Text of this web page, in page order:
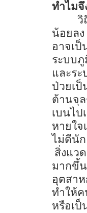
ทำไม
วิ
น้อยลง
อาจเ
ระบบ
และร
ป่วยเป็
ต้านจุ
เบนไป
หายใจ
ไม่ดีนัก
สิ่งแว
มากขึ้
อุตสา
ทำให้
หรือเ